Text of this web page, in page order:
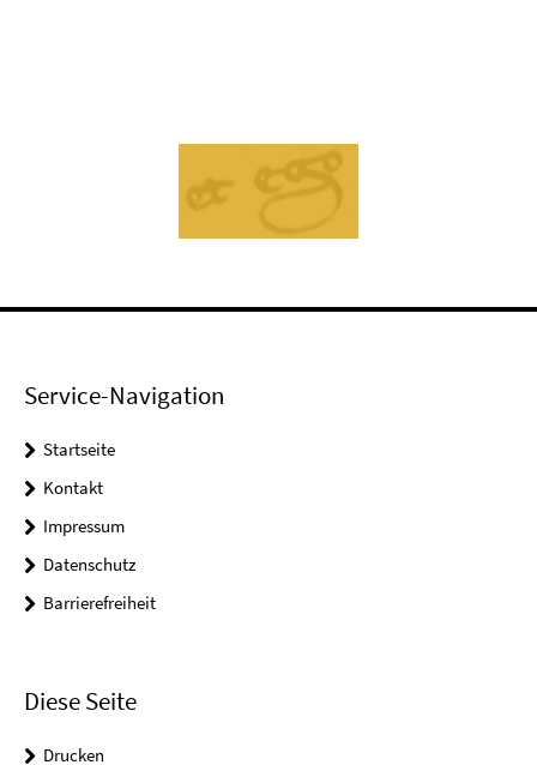
Service-Navigation
Startseite
Kontakt
Impressum
Datenschutz
Barrierefreiheit
Diese Seite
Drucken